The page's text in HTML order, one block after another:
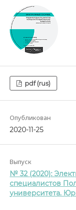
pdf (rus)
Опубликован
2020-11-25
Выпуск
№ 32 (2020):
специалистов
университета.